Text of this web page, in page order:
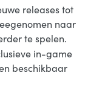
releases tot
naar
te spelen.
in-game
beschikbaar